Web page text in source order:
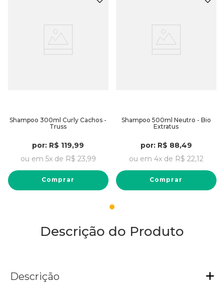
Shampoo 300ml Curly Cachos -
Truss
por: R$ 119,99
ou em 5x de R$ 23,99
Comprar
Shampoo 500ml Neutro - Bio
Extratus
por: R$ 88,49
ou em 4x de R$ 22,12
Comprar
Descrição do Produto
Descrição